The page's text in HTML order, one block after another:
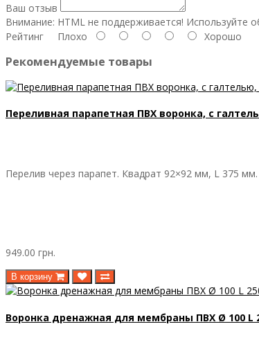
Ваш отзыв
Внимание: HTML не поддерживается! Используйте
Рейтинг Плохо Хорошо
Рекомендуемые товары
Переливная парапетная ПВХ воронка, с
Перелив через парапет. Квадрат 92×92 мм, L 375
949.00 грн.
В корзину
Воронка дренажная для мембраны ПВХ Ø 100 L